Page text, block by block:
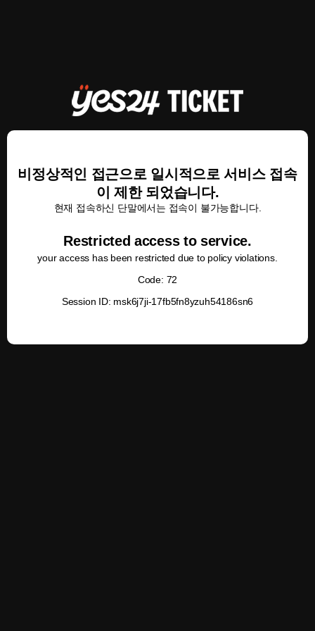
비정상적인 접근으로 일시적으로 서비스 접속
이 제한 되었습니다.
현재 접속하신 단말에서는 접속이 불가능합니다.
Restricted access to service.
your access has been restricted due to policy violations.
Code: 72
Session ID: msk6j7ji-17fb5fn8yzuh54186sn6